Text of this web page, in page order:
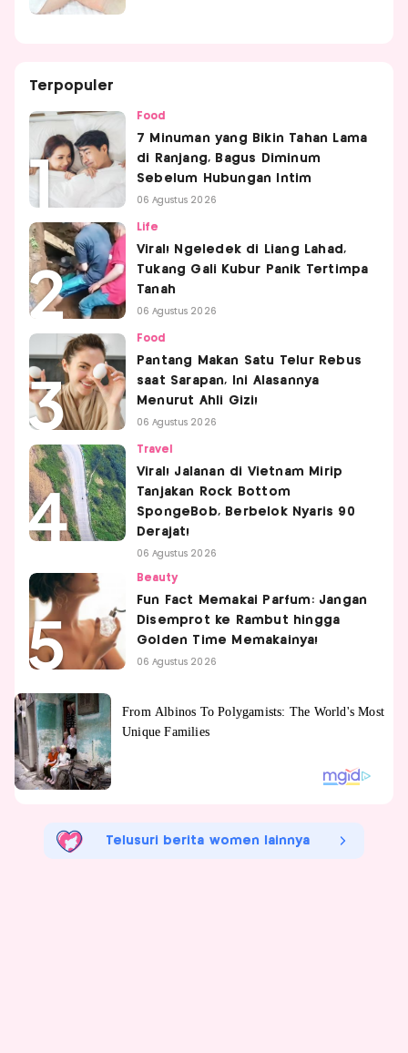
Terpopuler
Food
7 Minuman yang Bikin Tahan Lama
di Ranjang, Bagus Diminum
Sebelum Hubungan Intim
06 Agustus 2026
Life
Viral! Ngeledek di Liang Lahad,
Tukang Gali Kubur Panik Tertimpa
Tanah
06 Agustus 2026
Food
Pantang Makan Satu Telur Rebus
saat Sarapan, Ini Alasannya
Menurut Ahli Gizi!
06 Agustus 2026
Travel
Viral! Jalanan di Vietnam Mirip
Tanjakan Rock Bottom
SpongeBob, Berbelok Nyaris 90
Derajat!
06 Agustus 2026
Beauty
Fun Fact Memakai Parfum: Jangan
Disemprot ke Rambut hingga
Golden Time Memakainya!
06 Agustus 2026
Telusuri berita women lainnya